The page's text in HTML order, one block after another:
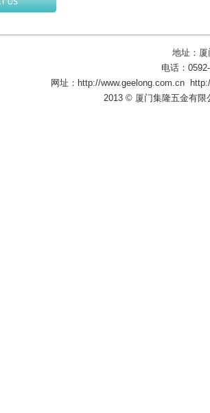
地址：
电话：
网址： http://www.geelong.com.cn
2013 © 厦门集隆五金有限